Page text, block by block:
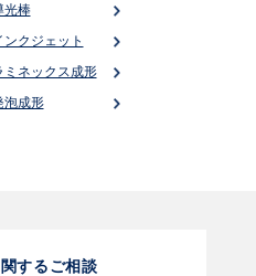
光棒
ンクジェット
ミネックス成形
泡成形
するご相談